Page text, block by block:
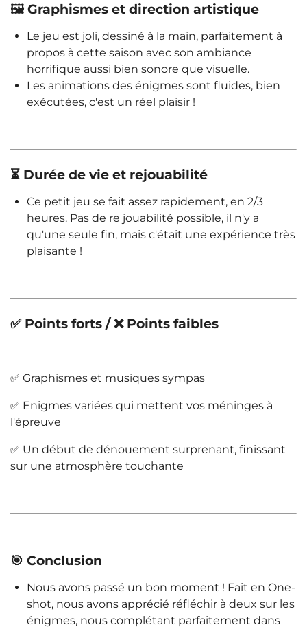
🖼️ Graphismes et direction artistique
Le jeu est joli, dessiné à la main, parfaitement à
propos à cette saison avec son ambiance
horrifique aussi bien sonore que visuelle.
Les animations des énigmes sont fluides, bien
exécutées, c'est un réel plaisir !
⏳ Durée de vie et rejouabilité
Ce petit jeu se fait assez rapidement, en 2/3
heures. Pas de re jouabilité possible, il n'y a
qu'une seule fin, mais c'était une expérience très
plaisante !
✅ Points forts / ❌ Points faibles
✅ Graphismes et musiques sympas
✅ Enigmes variées qui mettent vos méninges à
l'épreuve
✅ Un début de dénouement surprenant, finissant
sur une atmosphère touchante
🎯 Conclusion
Nous avons passé un bon moment ! Fait en One-
shot, nous avons apprécié réfléchir à deux sur les
énigmes, nous complétant parfaitement dans